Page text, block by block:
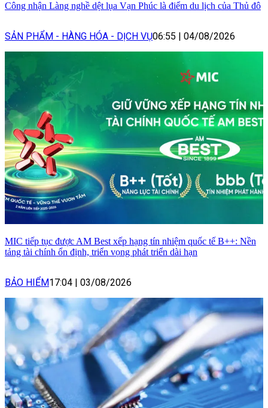
Công nhận Làng nghề dệt lụa Vạn Phúc là điểm du lịch của Thủ đô
SẢN PHẨM - HÀNG HÓA - DỊCH VỤ06:55 04/08/2026
MIC tiếp tục được AM Best xếp hạng tín nhiệm quốc tế B++: Nền
tảng tài chính ổn định, triển vọng phát triển dài hạn
BẢO HIỂM17:04 03/08/2026